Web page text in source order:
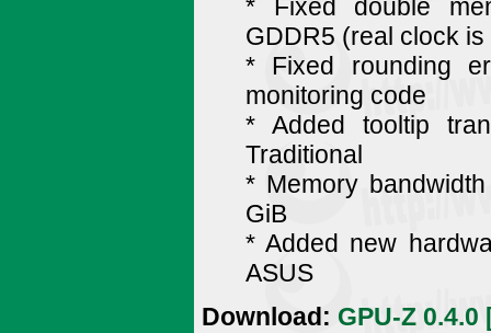
* Fixed double
GDDR5 (real clock
* Fixed rounding
monitoring code
* Added tooltip
Traditional
* Memory
GiB
* Added new
ASUS
Download: GPU-Z